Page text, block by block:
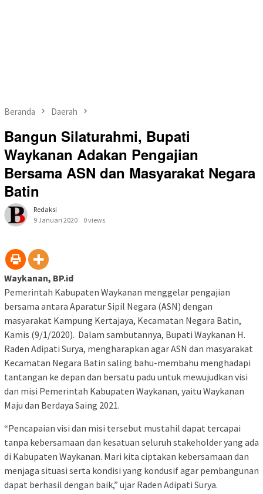
Beranda Daerah
Bangun Silaturahmi, Bupati
Waykanan Adakan Pengajian
Bersama ASN dan Masyarakat Negara
Batin
Redaksi
9 Januari 2020
0 views
Waykanan, BP.id
Pemerintah Kabupaten Waykanan menggelar pengajian
bersama antara Aparatur Sipil Negara (ASN) dengan
masyarakat Kampung Kertajaya, Kecamatan Negara Batin,
Kamis (9/1/2020). Dalam sambutannya, Bupati Waykanan H.
Raden Adipati Surya, mengharapkan agar ASN dan masyarakat
Kecamatan Negara Batin saling bahu-membahu menghadapi
tantangan ke depan dan bersatu padu untuk mewujudkan visi
dan misi Pemerintah Kabupaten Waykanan, yaitu Waykanan
Maju dan Berdaya Saing 2021.
“Pencapaian visi dan misi tersebut mustahil dapat tercapai
tanpa kebersamaan dan kesatuan seluruh stakeholder yang ada
di Kabupaten Waykanan. Mari kita ciptakan kebersamaan dan
menjaga situasi serta kondisi yang kondusif agar pembangunan
dapat berhasil dengan baik,” ujar Raden Adipati Surya.